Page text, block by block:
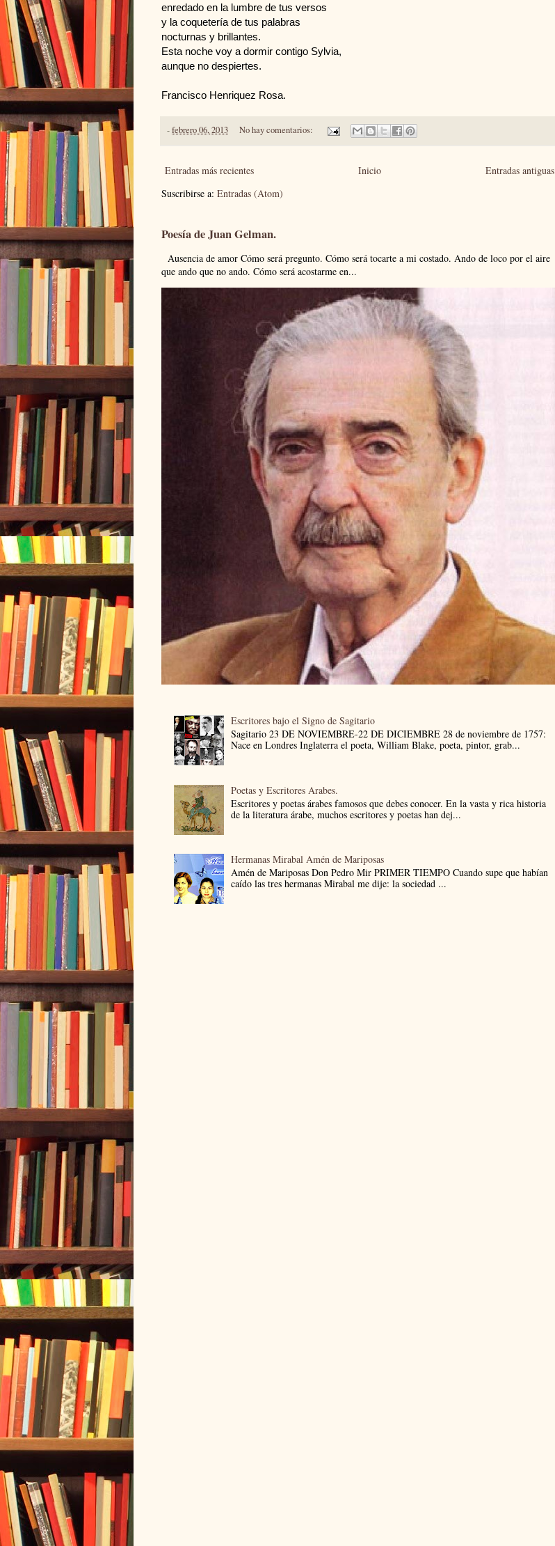
enredado en la lumbre de tus versos
y la coquetería de tus palabras
nocturnas y brillantes.
Esta noche voy a dormir contigo Sylvia,
aunque no despiertes.
Francisco Henriquez Rosa.
-febrero 06, 2013 No hay comentarios:
Entradas más recientes Entradas antiguas
Inicio
Suscribirse a: Entradas (Atom)
Poesía de Juan Gelman.
Ausencia de amor Cómo será pregunto. Cómo será tocarte a mi costado. Ando de loco por el aire
que ando que no ando. Cómo será acostarme en...
Escritores bajo el Signo de Sagitario
Sagitario 23 DE NOVIEMBRE-22 DE DICIEMBRE 28 de noviembre de 1757:
Nace en Londres Inglaterra el poeta, William Blake, poeta, pintor, grab...
Poetas y Escritores Arabes.
Escritores y poetas árabes famosos que debes conocer. En la vasta y rica historia
de la literatura árabe, muchos escritores y poetas han dej...
Hermanas Mirabal Amén de Mariposas
Amén de Mariposas Don Pedro Mir PRIMER TIEMPO Cuando supe que habían
caído las tres hermanas Mirabal me dije: la sociedad ...